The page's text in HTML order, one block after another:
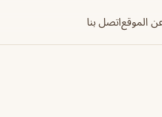
الموقعاتصل بنا